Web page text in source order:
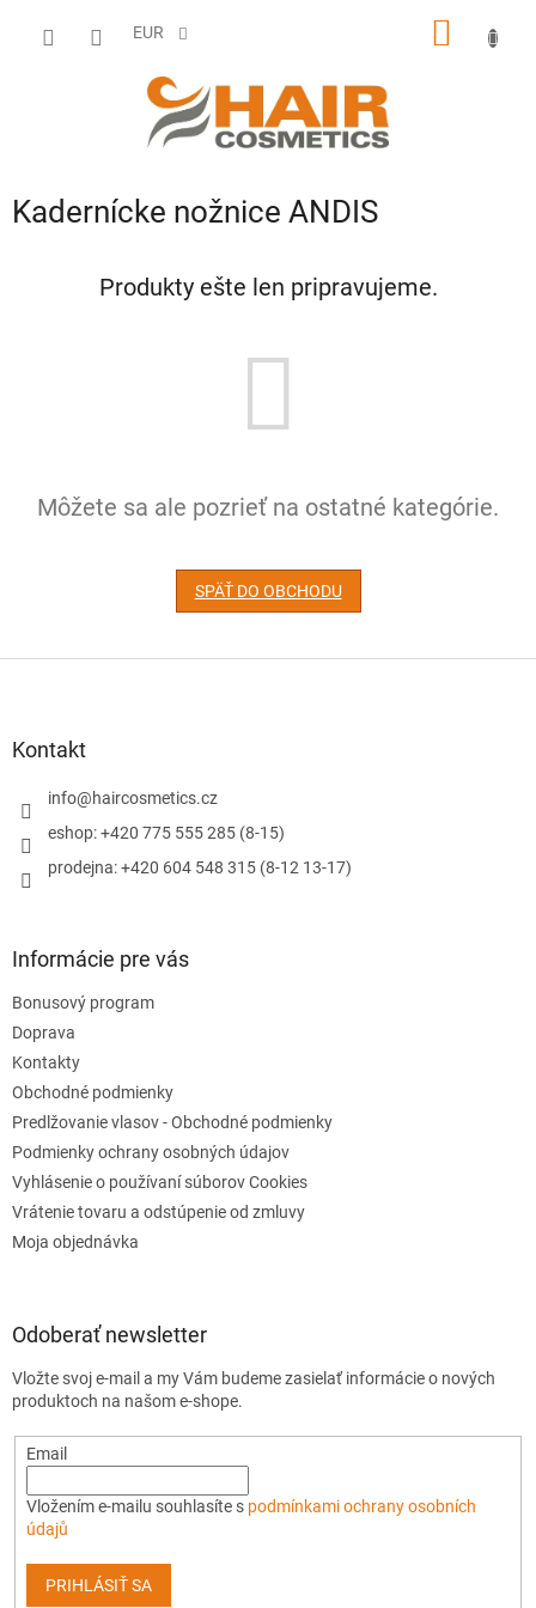
EUR
Kadernícke nožnice ANDIS
Produkty ešte len pripravujeme.
Môžete sa ale pozrieť na ostatné kategórie.
SPÄŤ DO OBCHODU
Kontakt
info@haircosmetics.cz
eshop: +420 775 555 285 (8-15)
prodejna: +420 604 548 315 (8-12 13-17)
Informácie pre vás
Bonusový program
Doprava
Kontakty
Obchodné podmienky
Predlžovanie vlasov - Obchodné podmienky
Podmienky ochrany osobných údajov
Vyhlásenie o používaní súborov Cookies
Vrátenie tovaru a odstúpenie od zmluvy
Moja objednávka
Odoberať newsletter
Vložte svoj e-mail a my Vám budeme zasielať informácie o nových
produktoch na našom e-shope.
Email
Vložením e-mailu souhlasíte s podmínkami ochrany osobních
údajů
PRIHLÁSIŤ SA